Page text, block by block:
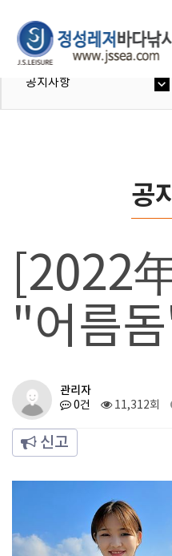
공지사항
공
[2022
"어름
관리자
0건 11,312회
신고